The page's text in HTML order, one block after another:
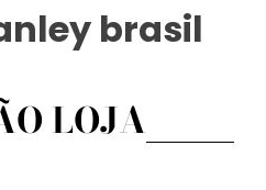
brasil
LOJA